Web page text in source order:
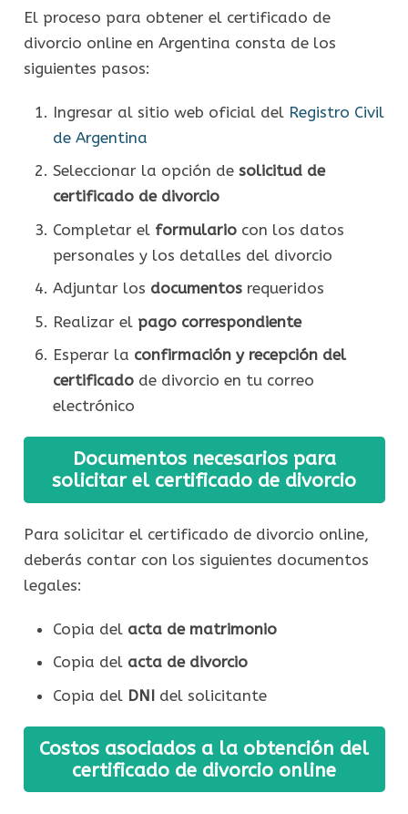
El proceso para obtener el certificado de
divorcio online en Argentina consta de los
siguientes pasos:
Ingresar al sitio web oficial del Registro Civil
de Argentina
Seleccionar la opción de solicitud de
certificado de divorcio
Completar el formulariocon los datos
personales y los detalles del divorcio
Adjuntar los documentosrequeridos
Realizar elpago correspondiente
Esperar la confirmación y recepción del
certificadode divorcio en tu correo
electrónico
Documentos necesarios para
solicitar el certificado de divorcio
Para solicitar el certificado de divorcio online,
deberás contar con los siguientes documentos
legales:
Copia del acta de matrimonio
Copia del acta de divorcio
Copia del DNIdel solicitante
Costos asociados a la obtención del
certificado de divorcio online